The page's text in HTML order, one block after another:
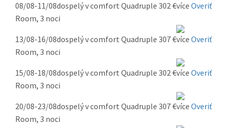
08/08-11/08dospelý v comfort Quadruple
Room, 3 noci
302 € Overiť
13/08-16/08dospelý v comfort Quadruple
Room, 3 noci
307 € Overiť
15/08-18/08dospelý v comfort Quadruple
Room, 3 noci
302 € Overiť
20/08-23/08dospelý v comfort Quadruple
Room, 3 noci
307 € Overiť